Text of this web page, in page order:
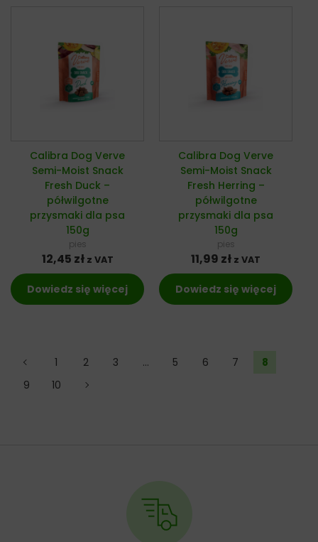
Calibra Dog Verve
Semi-Moist Snack
Fresh Duck –
półwilgotne
przysmaki dla psa
150g
pies
12,45 zł z VAT
Dowiedz się więcej
Calibra Dog Verve
Semi-Moist Snack
Fresh Herring –
półwilgotne
przysmaki dla psa
150g
pies
11,99 zł z VAT
Dowiedz się więcej
← 1 2 3 … 5 6 7
8
9
10 →